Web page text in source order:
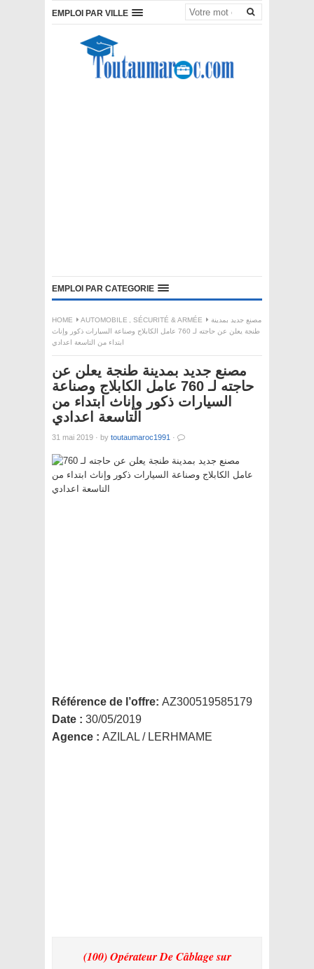
EMPLOI PAR VILLE
EMPLOI PAR CATEGORIE
HOME AUTOMOBILE , SÉCURITÉ & ARMÉE
مصنع جديد بمدينة
طنجة يعلن عن حاجته لـ 760 عامل الكابلاج وصناعة السيارات ذكور وإناث
ابتداء من التاسعة اعدادي
مصنع جديد بمدينة طنجة يعلن عن
حاجته لـ 760 عامل الكابلاج وصناعة
السيارات ذكور وإناث ابتداء من
التاسعة اعدادي
31 mai 2019 · by toutaumaroc1991 ·
Référence de l’offre: AZ300519585179
Date : 30/05/2019
Agence : AZILAL / LERHMAME
(100) Opérateur De Câblagesur